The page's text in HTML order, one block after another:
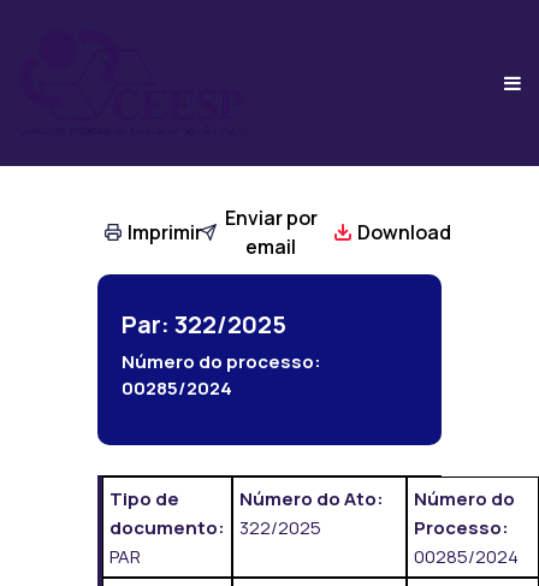
Imprimir
Enviar por
email
Download
Par: 322/2025
Número do processo:
00285/2024
Tipo de
documento:
PAR
Número do Ato:
322/2025
Número do
Processo:
00285/2024